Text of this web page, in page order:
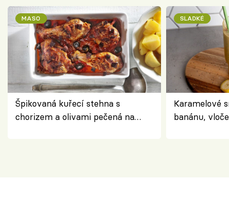
MASO
Špikovaná kuřecí stehna s
chorizem a olivami pečená na
SLADKÉ
Karamelové
banánu,